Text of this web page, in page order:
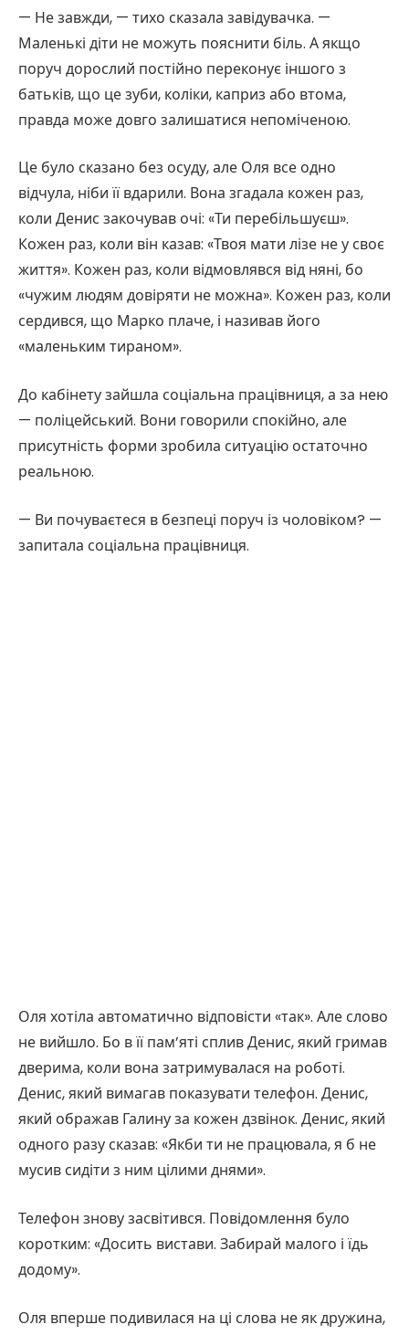
— Не завжди, — тихо сказала завідувачка. —
Маленькі діти не можуть пояснити біль. А якщо
поруч дорослий постійно переконує іншого з
батьків, що це зуби, коліки, каприз або втома,
правда може довго залишатися непоміченою.
Це було сказано без осуду, але Оля все одно
відчула, ніби її вдарили. Вона згадала кожен раз,
коли Денис закочував очі: «Ти перебільшуєш».
Кожен раз, коли він казав: «Твоя мати лізе не у своє
життя». Кожен раз, коли відмовлявся від няні, бо
«чужим людям довіряти не можна». Кожен раз, коли
сердився, що Марко плаче, і називав його
«маленьким тираном».
До кабінету зайшла соціальна працівниця, а за нею
— поліцейський. Вони говорили спокійно, але
присутність форми зробила ситуацію остаточно
реальною.
— Ви почуваєтеся в безпеці поруч із чоловіком? —
запитала соціальна працівниця.
Оля хотіла автоматично відповісти «так». Але слово
не вийшло. Бо в її пам’яті сплив Денис, який гримав
дверима, коли вона затримувалася на роботі.
Денис, який вимагав показувати телефон. Денис,
який ображав Галину за кожен дзвінок. Денис, який
одного разу сказав: «Якби ти не працювала, я б не
мусив сидіти з ним цілими днями».
Телефон знову засвітився. Повідомлення було
коротким: «Досить вистави. Забирай малого і їдь
додому».
Оля вперше подивилася на ці слова не як дружина,